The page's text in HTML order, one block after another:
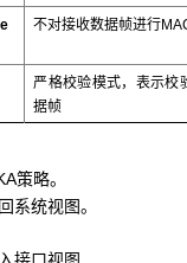
不对接收数据帧进行
严格校验模式，表示校
据帧
略。
统视图。